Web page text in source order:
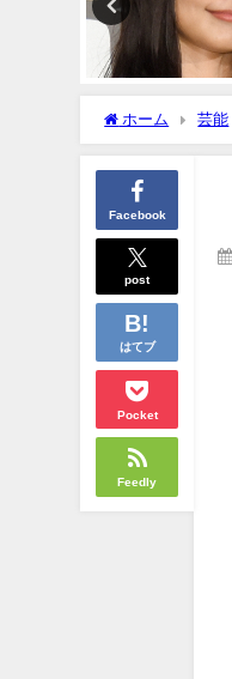
ホーム 芸能
Facebook
post
はてブ
Pocket
Feedly